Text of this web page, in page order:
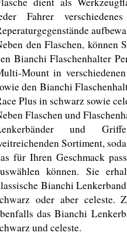
Fahrer
den Flaschen, können
Bianchi Flaschenhalter
Mount in
den Bianchi
Plus in schwarz sowie
Flaschen und
und
Sortiment,
für Ihren Geschmack
können. Sie
Bianchi
oder aber celeste.
das Bianchi
und celeste.